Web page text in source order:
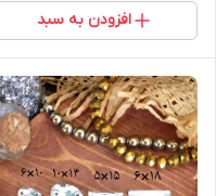
افزودن به سبد